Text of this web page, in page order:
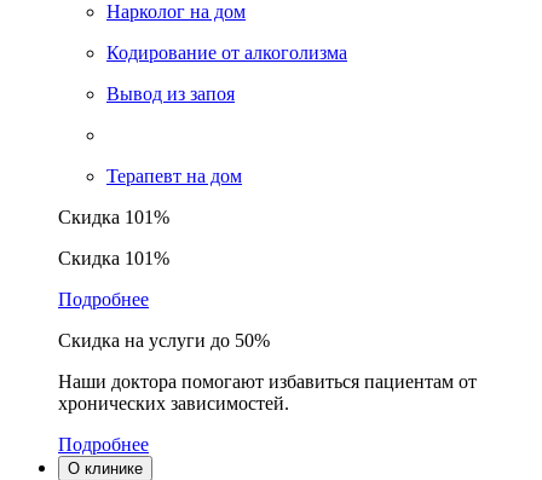
Нарколог на дом
Кодирование от алкоголизма
Вывод из запоя
Терапевт на дом
Скидка 101%
Скидка 101%
Подробнее
Скидка на услуги до 50%
Наши доктора помогают избавиться пациентам от
хронических зависимостей.
Подробнее
О клинике